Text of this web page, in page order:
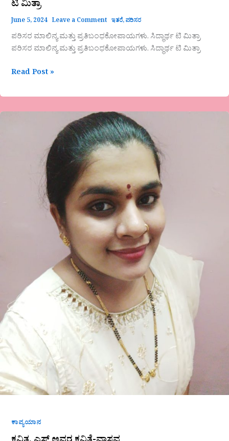
ಟಿ ಮಿತ್ರಾ
June 5, 2024 Leave a Comment ಇತರೆ,ಪರಿಸರ
ಪರಿಸರ ಮಾಲಿನ್ಯ ಮತ್ತು ಪ್ರತಿಬಂಧಕೋಪಾಯಗಳು. ಸಿದ್ಧಾರ್ಥ ಟಿ ಮಿತ್ರಾ
ಪರಿಸರ ಮಾಲಿನ್ಯ ಮತ್ತು ಪ್ರತಿಬಂಧಕೋಪಾಯಗಳು. ಸಿದ್ಧಾರ್ಥ ಟಿ ಮಿತ್ರಾ
Read Post »
ಕಾವ್ಯಯಾನ